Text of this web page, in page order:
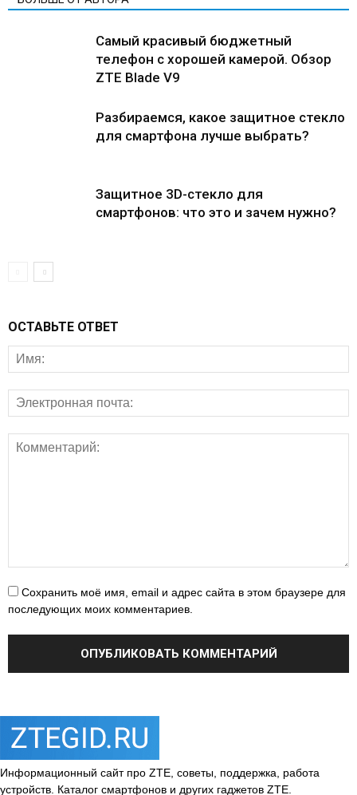
Самый красивый бюджетный
телефон с хорошей камерой. Обзор
ZTE Blade V9
Разбираемся, какое защитное стекло
для смартфона лучше выбрать?
Защитное 3D-стекло для
смартфонов: что это и зачем нужно?
ОСТАВЬТЕ ОТВЕТ
Сохранить моё имя, email и адрес сайта в этом браузере для
последующих моих комментариев.
Информационный сайт про ZTE, советы, поддержка, работа
устройств. Каталог смартфонов и других гаджетов ZTE.